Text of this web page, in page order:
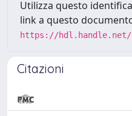
Utilizza questo
link a questo
https://hdl.handle.net/
Citazioni